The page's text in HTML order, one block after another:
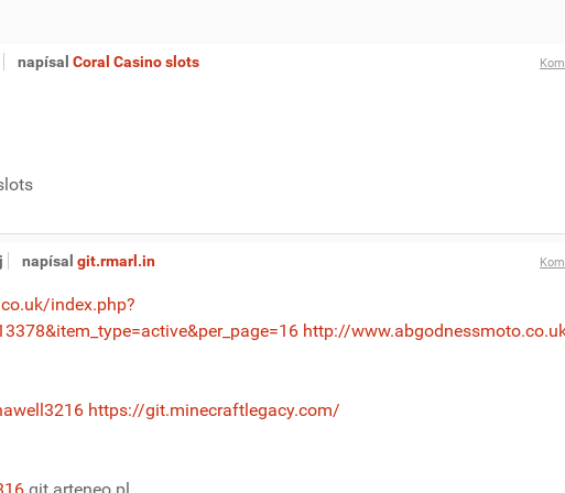
napísal Coral Casino slots
napísal git.rmarl.in
index.php?
http://
https://git.minecraftlegacy.com/
git.arteneo.pl